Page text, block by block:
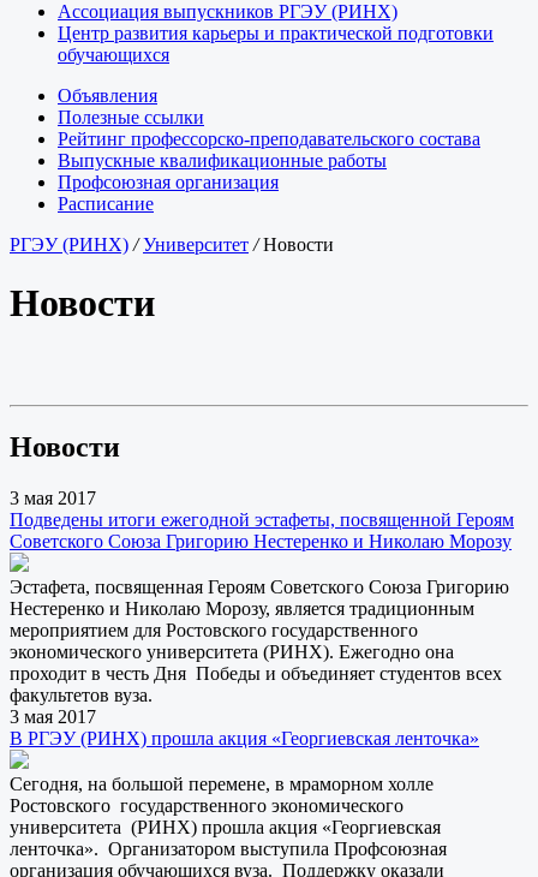
Ассоциация выпускников РГЭУ (РИНХ)
Центр развития карьеры и практической подготовки
обучающихся
Объявления
Полезные ссылки
Рейтинг профессорско-преподавательского состава
Выпускные квалификационные работы
Профсоюзная организация
Расписание
РГЭУ (РИНХ) /Университет /Новости
Новости
Новости
3 мая 2017
Подведены итоги ежегодной эстафеты, посвященной Героям
Советского Союза Григорию Нестеренко и Николаю Морозу
Эстафета, посвященная Героям Советского Союза Григорию
Нестеренко и Николаю Морозу, является традиционным
мероприятием для Ростовского государственного
экономического университета (РИНХ). Ежегодно она
проходит в честь Дня Победы и объединяет студентов всех
факультетов вуза.
3 мая 2017
В РГЭУ (РИНХ) прошла акция «Георгиевская ленточка»
Сегодня, на большой перемене, в мраморном холле
Ростовского государственного экономического
университета (РИНХ) прошла акция «Георгиевская
ленточка». Организатором выступила Профсоюзная
организация обучающихся вуза. Поддержку оказали